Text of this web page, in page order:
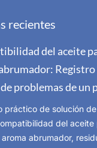
recientes
del aceite
Registro
problemas de un
práctico de solución
del aceite
abrumador,